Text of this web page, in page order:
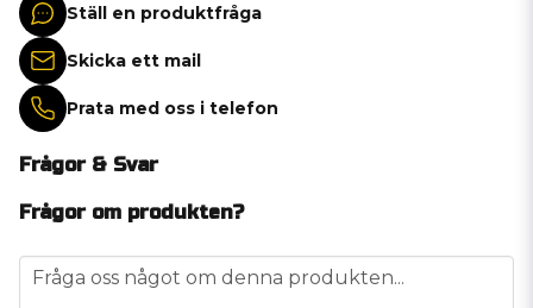
Ställ en produktfråga
Skicka ett mail
Prata med oss i telefon
Frågor & Svar
Frågor om produkten?
question
Fråga oss något om denna produkten...